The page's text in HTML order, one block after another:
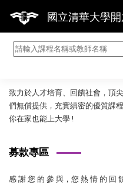
國立清華大學
致力於人才培育、回饋社會，頂
們無償提供，充實縝密的優質課
你在家也能上大學 !
募款專區
感 謝 您 的 參 與，您 熱 情 的 回